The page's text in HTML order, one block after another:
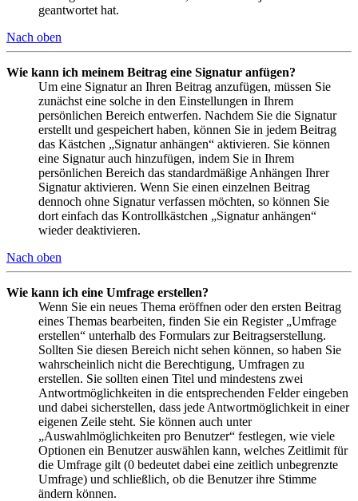
geantwortet hat.
Nach oben
Wie kann ich meinem Beitrag eine Signatur anfügen?
Um eine Signatur an Ihren Beitrag anzufügen, müssen Sie
zunächst eine solche in den Einstellungen in Ihrem
persönlichen Bereich entwerfen. Nachdem Sie die Signatur
erstellt und gespeichert haben, können Sie in jedem Beitrag
das Kästchen „Signatur anhängen“ aktivieren. Sie können
eine Signatur auch hinzufügen, indem Sie in Ihrem
persönlichen Bereich das standardmäßige Anhängen Ihrer
Signatur aktivieren. Wenn Sie einen einzelnen Beitrag
dennoch ohne Signatur verfassen möchten, so können Sie
dort einfach das Kontrollkästchen „Signatur anhängen“
wieder deaktivieren.
Nach oben
Wie kann ich eine Umfrage erstellen?
Wenn Sie ein neues Thema eröffnen oder den ersten Beitrag
eines Themas bearbeiten, finden Sie ein Register „Umfrage
erstellen“ unterhalb des Formulars zur Beitragserstellung.
Sollten Sie diesen Bereich nicht sehen können, so haben Sie
wahrscheinlich nicht die Berechtigung, Umfragen zu
erstellen. Sie sollten einen Titel und mindestens zwei
Antwortmöglichkeiten in die entsprechenden Felder eingeben
und dabei sicherstellen, dass jede Antwortmöglichkeit in einer
eigenen Zeile steht. Sie können auch unter
„Auswahlmöglichkeiten pro Benutzer“ festlegen, wie viele
Optionen ein Benutzer auswählen kann, welches Zeitlimit für
die Umfrage gilt (0 bedeutet dabei eine zeitlich unbegrenzte
Umfrage) und schließlich, ob die Benutzer ihre Stimme
ändern können.